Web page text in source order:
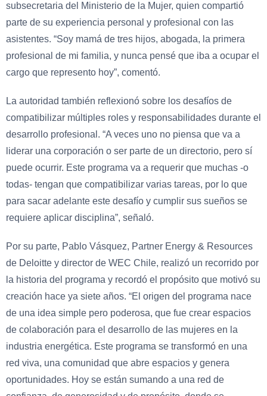
subsecretaria del Ministerio de la Mujer, quien compartió
parte de su experiencia personal y profesional con las
asistentes. “Soy mamá de tres hijos, abogada, la primera
profesional de mi familia, y nunca pensé que iba a ocupar el
cargo que represento hoy”, comentó.
La autoridad también reflexionó sobre los desafíos de
compatibilizar múltiples roles y responsabilidades durante el
desarrollo profesional. “A veces uno no piensa que va a
liderar una corporación o ser parte de un directorio, pero sí
puede ocurrir. Este programa va a requerir que muchas -o
todas- tengan que compatibilizar varias tareas, por lo que
para sacar adelante este desafío y cumplir sus sueños se
requiere aplicar disciplina”, señaló.
Por su parte, Pablo Vásquez, Partner Energy & Resources
de Deloitte y director de WEC Chile, realizó un recorrido por
la historia del programa y recordó el propósito que motivó su
creación hace ya siete años. “El origen del programa nace
de una idea simple pero poderosa, que fue crear espacios
de colaboración para el desarrollo de las mujeres en la
industria energética. Este programa se transformó en una
red viva, una comunidad que abre espacios y genera
oportunidades. Hoy se están sumando a una red de